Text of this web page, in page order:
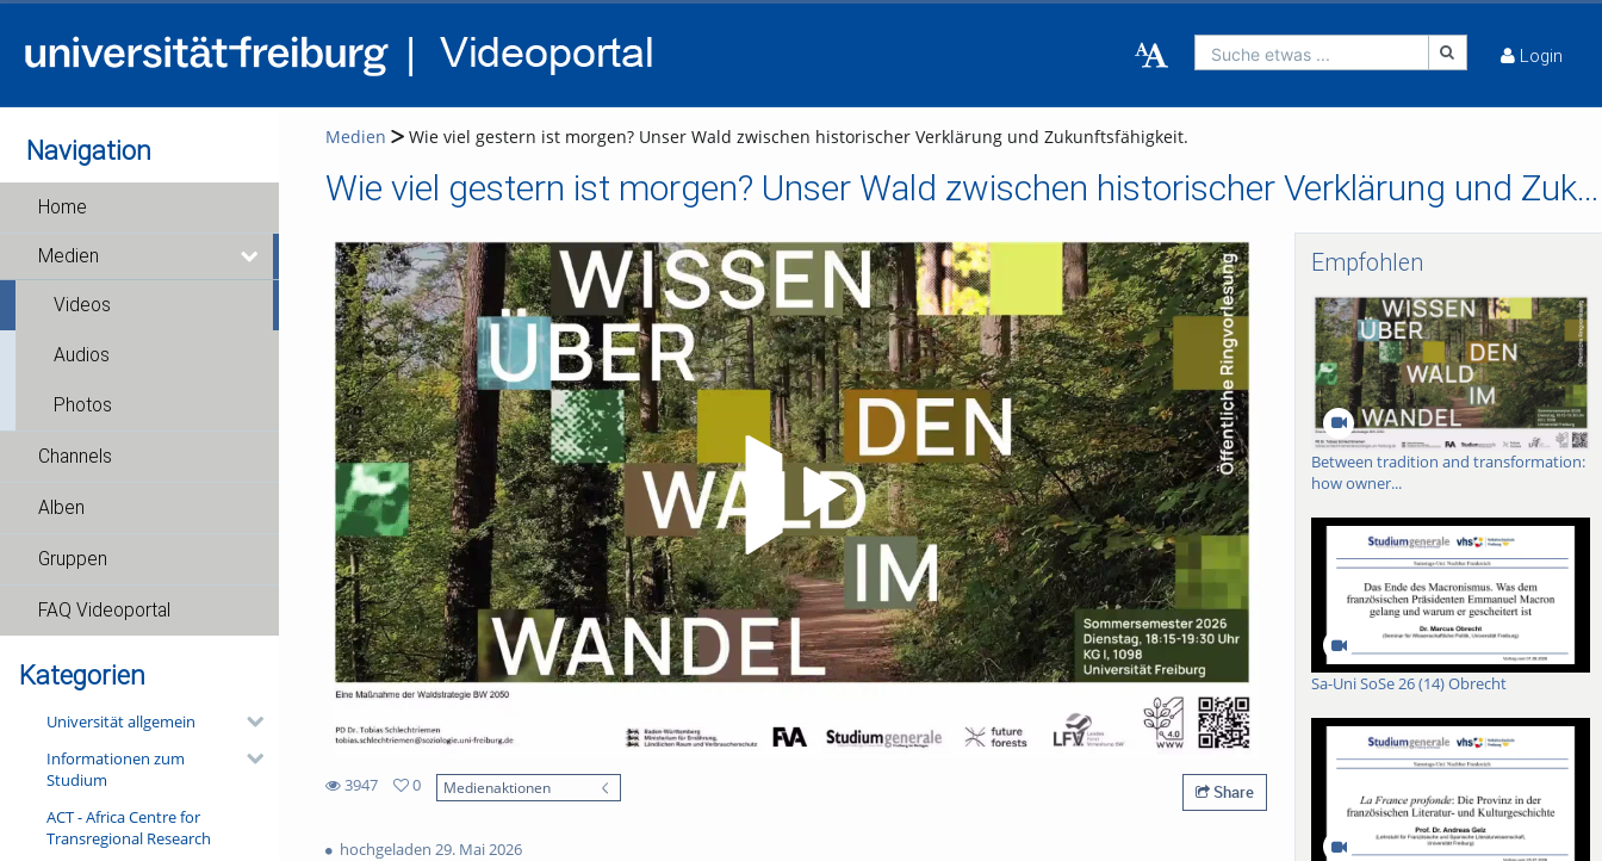
Suche etwas ... Login
Navigation
Home
Medien
Videos
Audios
Photos
Channels
Alben
Gruppen
FAQ Videoportal
Kategorien
Universität allgemein
Informationen zum
Studium
ACT - Africa Centre for
Transregional Research
Medien Wie viel gestern ist morgen? Unser Wald zwischen historischer Verklärung und Zukunftsfähigkeit.
Wie viel gestern ist morgen? Unser Wald zwischen historischer Verklärung und Zukunftsfähigkeit.
Video abspielen
3947
views
0
Medienaktionen Share
hochgeladen 29. Mai 2026
Empfohlen
Between tradition and transformation:
how owner...
Sa-Uni SoSe 26 (14) Obrecht